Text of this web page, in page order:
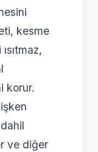
kesme
korur.
dahil
ve diğer